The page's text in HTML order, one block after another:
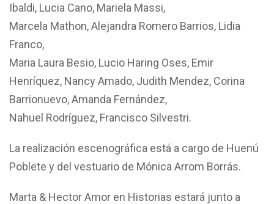
Ibaldi, Lucia Cano, Mariela Massi,
Marcela Mathon, Alejandra Romero Barrios, Lidia
Franco,
Maria Laura Besio, Lucio Haring Oses, Emir
Henríquez, Nancy Amado, Judith Mendez, Corina
Barrionuevo, Amanda Fernández,
Nahuel Rodríguez, Francisco Silvestri.
La realización escenográfica está a cargo de Huenú
Poblete y del vestuario de Mónica Arrom Borrás.
Marta & Hector Amor en Historias estará junto a